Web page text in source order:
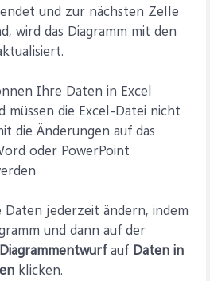
und zur nächsten Zelle
wird das Diagramm mit den
Ihre Daten in Excel
müssen die Excel-Datei nicht
die Änderungen auf das
oder PowerPoint
Daten jederzeit ändern, indem
und dann auf der
Diagrammentwurfauf Daten in
klicken.